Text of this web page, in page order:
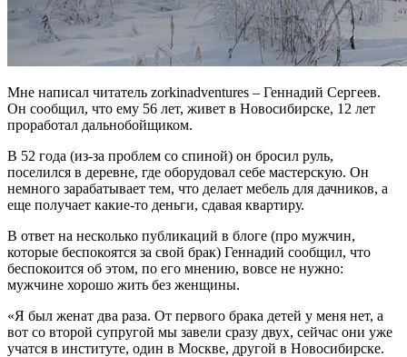
Мне написал читатель zorkinadventures – Геннадий Сергеев.
Он сообщил, что ему 56 лет, живет в Новосибирске, 12 лет
проработал дальнобойщиком.
В 52 года (из-за проблем со спиной) он бросил руль,
поселился в деревне, где оборудовал себе мастерскую. Он
немного зарабатывает тем, что делает мебель для дачников, а
еще получает какие-то деньги, сдавая квартиру.
В ответ на несколько публикаций в блоге (про мужчин,
которые беспокоятся за свой брак) Геннадий сообщил, что
беспокоится об этом, по его мнению, вовсе не нужно:
мужчине хорошо жить без женщины.
«Я был женат два раза. От первого брака детей у меня нет, а
вот со второй супругой мы завели сразу двух, сейчас они уже
учатся в институте, один в Москве, другой в Новосибирске.